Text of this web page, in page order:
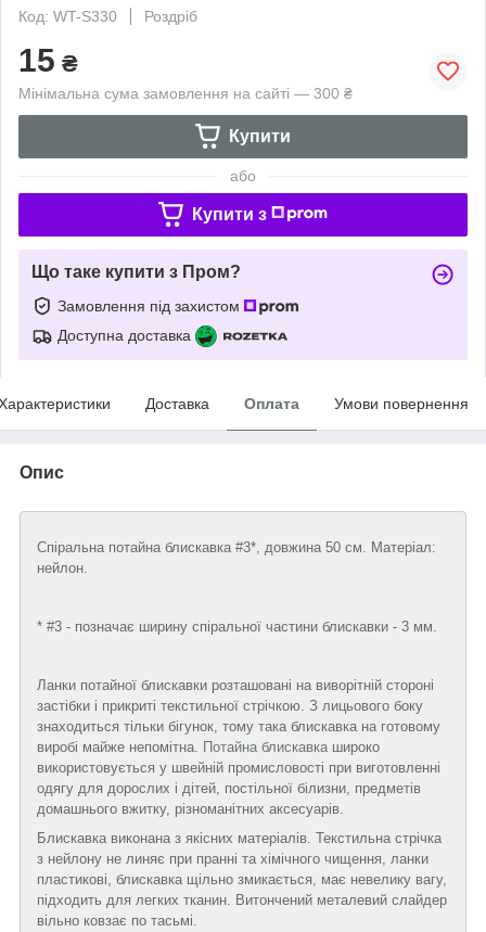
Код: WT-S330
Роздріб
15 ₴
Мінімальна сума замовлення на сайті — 300 ₴
Купити
або
Купити з
Що таке купити з Пром?
Замовлення під захистом
Доступна доставка
Доставка Оплата Умови повернення
Опис
Спіральна потайна блискавка #3*, довжина 50 см. Матеріал:
нейлон.
* #3 - позначає ширину спіральної частини блискавки - 3 мм.
Ланки потайної блискавки розташовані на виворітній стороні
застібки і прикриті текстильної стрічкою. З лицьового боку
знаходиться тільки бігунок, тому така блискавка на готовому
виробі майже непомітна.
Потайна блискавка широко
використовується у швейній промисловості при виготовленні
одягу для дорослих і дітей, постільної білизни, предметів
домашнього вжитку, різноманітних аксесуарів.
Блискавка виконана з якісних матеріалів. Текстильна стрічка
з нейлону не линяє при пранні та хімічного чищення, ланки
пластикові, блискавка щільно змикається, має невелику вагу,
підходить для легких тканин. Витончений металевий слайдер
вільно ковзає по тасьмі.